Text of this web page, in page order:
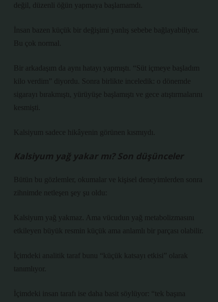
değil, düzenli öğün yapmaya başlamamdı.
İnsan bazen küçük bir değişimi yanlış sebebe bağlayabiliyor.
Bu çok normal.
Bir arkadaşım da aynı hatayı yapmıştı. “Süt içmeye başladım
kilo verdim” diyordu. Sonra birlikte inceledik: o dönemde
sigarayı bırakmıştı, yürüyüşe başlamıştı ve gece atıştırmalarını
kesmişti.
Kalsiyum sadece hikâyenin görünen kısmıydı.
Kalsiyum yağ yakar mı? Son düşünceler
Bütün bu gözlemler, okumalar ve kişisel deneyimlerden sonra
zihnimde netleşen şey şu oldu:
Kalsiyum yağ yakmaz. Ama vücudun yağ metabolizmasını
etkileyen büyük resmin küçük ama anlamlı bir parçası olabilir.
İçimdeki analitik taraf bunu “küçük katsayı etkisi” olarak
tanımlıyor.
İçimdeki insan tarafı ise daha basit söylüyor: “tek başına